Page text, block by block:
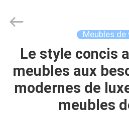
MAISON
PRODUITS
Reserved.
Meubles de
Le style concis
meubles aux
modernes de
meubles